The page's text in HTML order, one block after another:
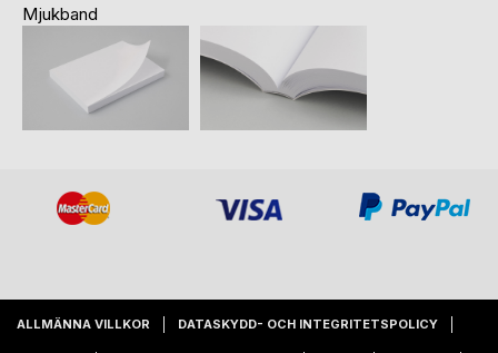
Mjukband
ALLMÄNNA VILLKOR DATASKYDD- OCH INTEGRITETSPOLICY